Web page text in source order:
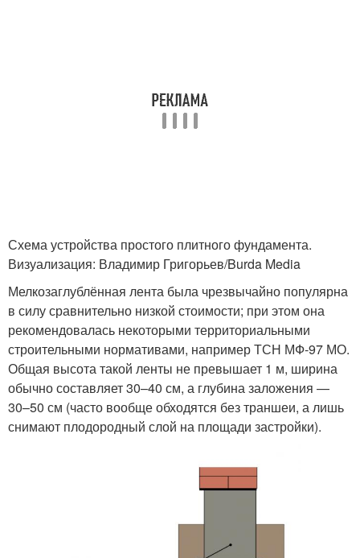
Схема устройства простого плитного фундамента.
Визуализация: Владимир Григорьев/Burda Media
Мелкозаглублённая лента была чрезвычайно популярна
в силу сравнительно низкой стоимости; при этом она
рекомендовалась некоторыми территориальными
строительными нормативами, например ТСН МФ-97 МО.
Общая высота такой ленты не превышает 1 м, ширина
обычно составляет 30–40 см, а глубина заложения —
30–50 см (часто вообще обходятся без траншеи, а лишь
снимают плодородный слой на площади застройки).